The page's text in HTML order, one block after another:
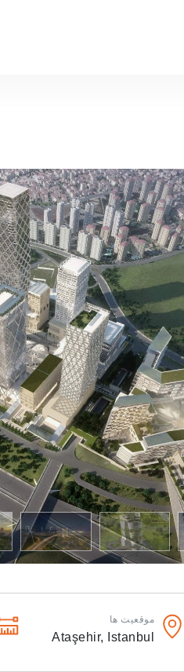
موقعیت ها
Ataşehir,
Istanbul